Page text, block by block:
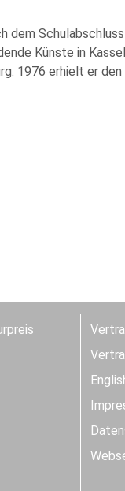
dem
Künste in
1976 erhielt er